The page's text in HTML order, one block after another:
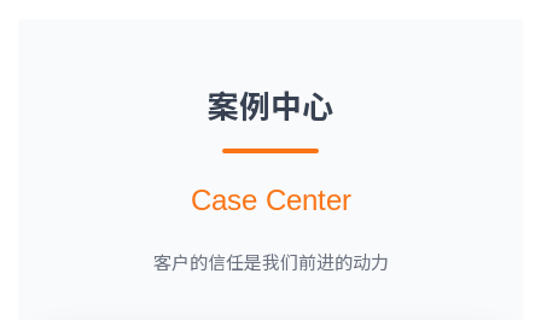
案例中心
Case Center
客户的信任是我们前进的动力